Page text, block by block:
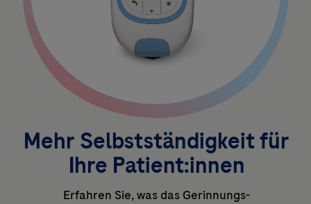
Mehr Selbstständigkeit für
Ihre Patient:innen
Erfahren Sie, was das Gerinnungs-